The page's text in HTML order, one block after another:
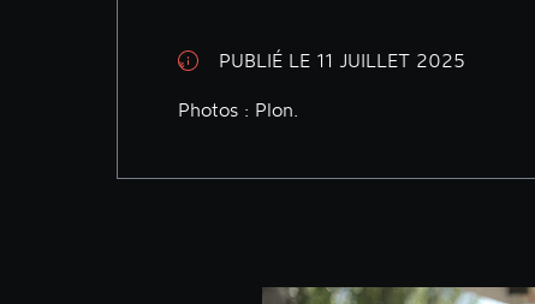
PUBLIÉ LE 11 JUILLET 2025
Photos : Plon.